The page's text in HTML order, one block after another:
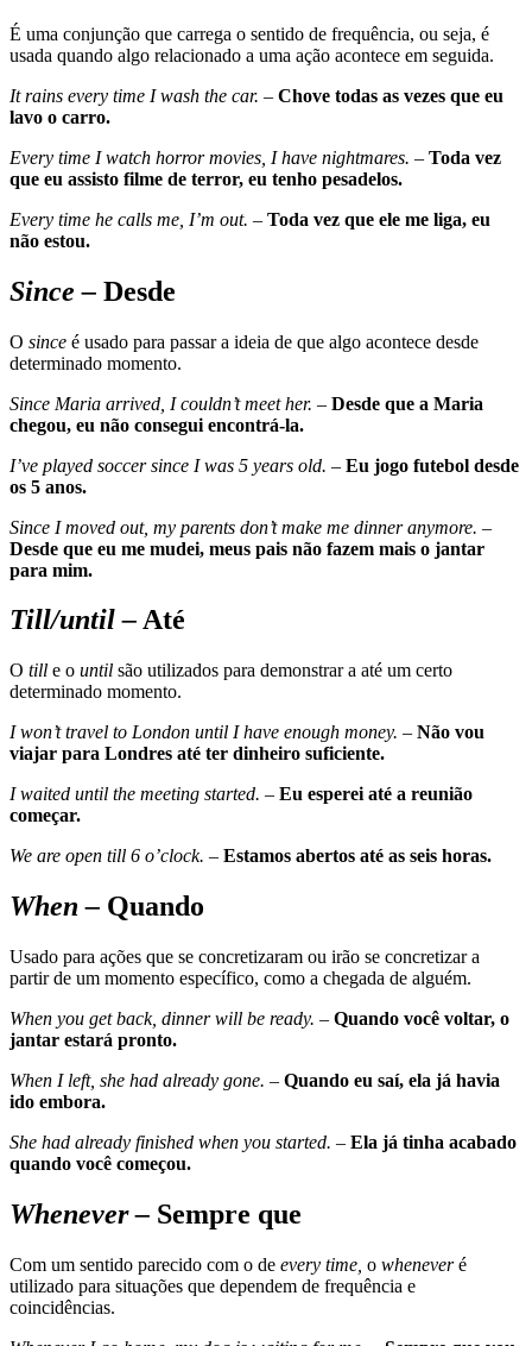
É uma conjunção que carrega o sentido de frequência, ou seja, é
usada quando algo relacionado a uma ação acontece em seguida.
It rains every time I wash the car. – Chove todas as vezes que eu
lavo o carro.
Every time I watch horror movies, I have nightmares. – Toda vez
que eu assisto filme de terror, eu tenho pesadelos.
Every time he calls me, I’m out. – Toda vez que ele me liga, eu
não estou.
Since – Desde
O since é usado para passar a ideia de que algo acontece desde
determinado momento.
Since Maria arrived, I couldn’t meet her. – Desde que a Maria
chegou, eu não consegui encontrá-la.
I’ve played soccer since I was 5 years old. – Eu jogo futebol desde
os 5 anos.
Since I moved out, my parents don’t make me dinner anymore. –
Desde que eu me mudei, meus pais não fazem mais o jantar
para mim.
Till/until –Até
O till e o until são utilizados para demonstrar a até um certo
determinado momento.
I won’t travel to London until I have enough money. – Não vou
viajar para Londres até ter dinheiro suficiente.
I waited until the meeting started. – Eu esperei até a reunião
começar.
We are open till 6 o’clock. – Estamos abertos até as seis horas.
When – Quando
Usado para ações que se concretizaram ou irão se concretizar a
partir de um momento específico, como a chegada de alguém.
When you get back, dinner will be ready. – Quando você voltar, o
jantar estará pronto.
When I left, she had already gone. – Quando eu saí, ela já havia
ido embora.
She had already finished when you started. – Ela já tinha acabado
quando você começou.
Whenever – Sempre que
Com um sentido parecido com o de every time, o wheneveré
utilizado para situações que dependem de frequência e
coincidências.